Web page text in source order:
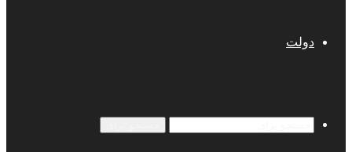
دولت